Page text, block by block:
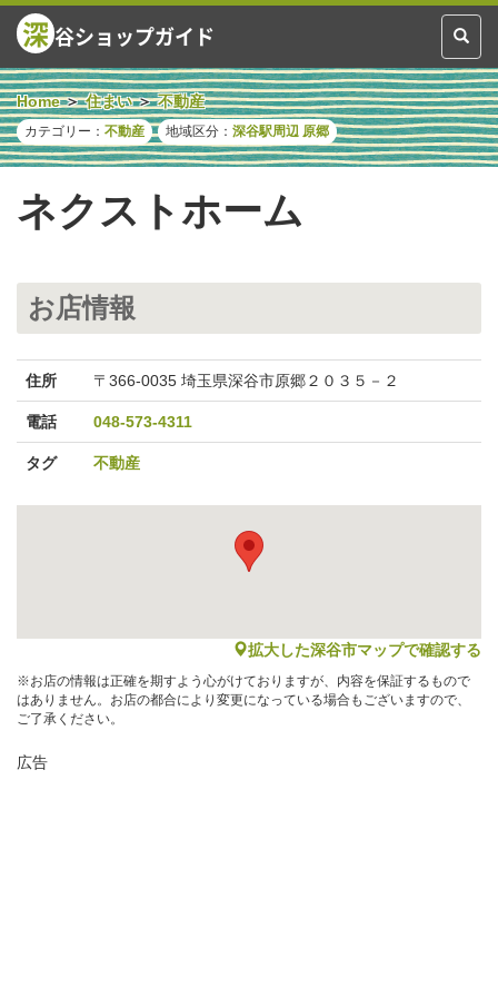
Toggle
深 谷ショップガイド
Home 住まい 不動産
カテゴリー： 不動産 地域区分： 深谷駅周辺 原郷
ネクストホーム
お店情報
住所 〒366-0035 埼玉県深谷市原郷２０３５－２
電話 048-573-4311
タグ 不動産
map
拡大した深谷市マップで確認する
※お店の情報は正確を期すよう心がけておりますが、内容を保証するもので
はありません。お店の都合により変更になっている場合もございますので、
ご了承ください。
広告